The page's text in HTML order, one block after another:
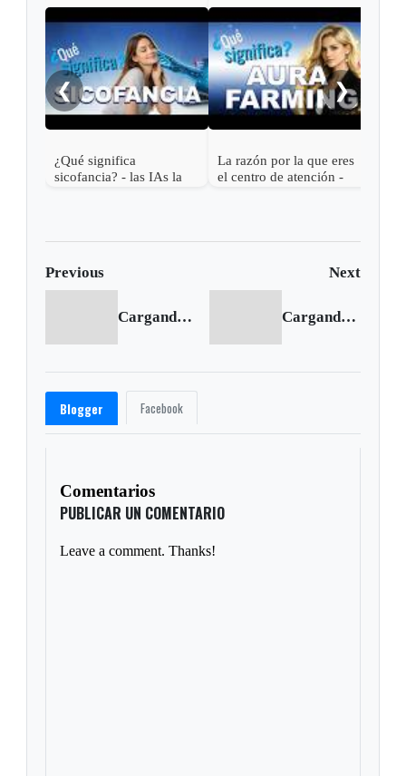
❮
¿Qué significa
sicofancia? - las IAs la
La razón por la que eres
el centro de atención -
❯
Previous Next
Cargando anterior... Cargando siguiente...
Blogger Facebook
Comentarios
PUBLICAR UN COMENTARIO
Leave a comment. Thanks!